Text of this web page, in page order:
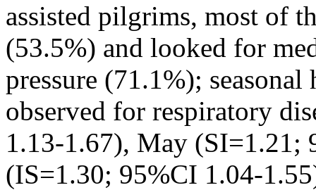
assisted pilgrims, most of
(53.5%) and looked for
pressure (71.1%);
observed for respiratory
1.13-1.67), May (SI=1.21;
(IS=1.30; 95%CI 1.04-